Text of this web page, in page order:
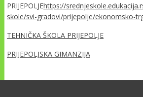
PRIJEPOLJEhttps://
skole/svi-gradovi/prijepolje/ekonomsko-
TEHNIČKA ŠKOLA PRIJEPOLJE
PRIJEPOLJSKA GIMANZIJA